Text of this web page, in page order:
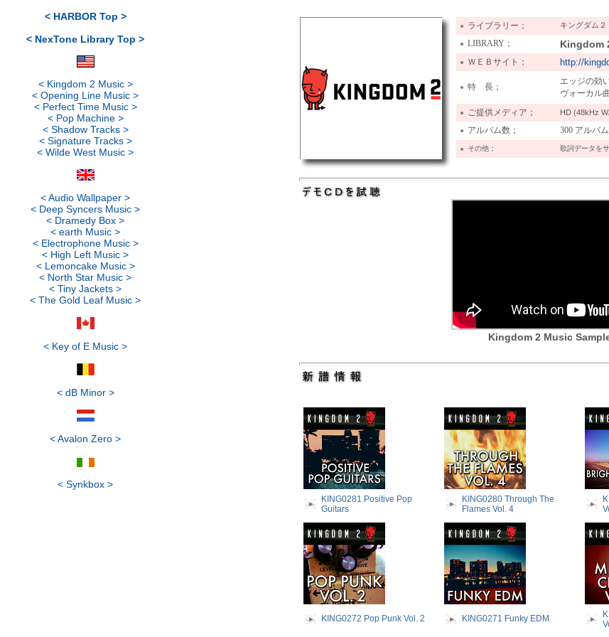
● ライブラリー； キングダム２
● LIBRARY； Kingdom
● ＷＥＢサイト； http://
● 特 長；
エッジの効
ヴォーカル
● ご提供メディア； HD (48kHz
● アルバム数； 300 アルバム
● その他； 歌詞データを
Kingdom 2 Music
KING0281 Positive Pop
Guitars
KING0280 Through The
Flames Vol. 4
KING0272 Pop Punk Vol. 2 KING0271 Funky EDM